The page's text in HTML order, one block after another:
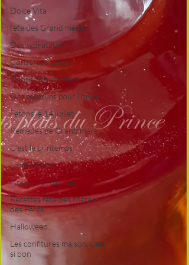
Dolce Vita
fête des Grand mères
Déshydratation
Conserves salées
Conserves sucrées
Des réserves pour l'hiver
Fêtons le 14 juillet !
Remèdes de Grand mère
C'est le printemps
Les basiques
Nouvel An Chinois
Recettes fête des Mères,
des Pères
Halloween
Les confitures maison, c'est
si bon